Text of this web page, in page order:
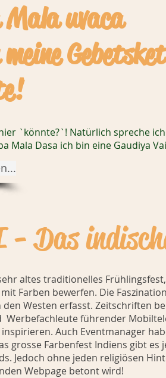
uvaca
meine
`könnte?`! Natürlich spreche
Mala Dasa ich bin eine Gaudiya
- Das
altes traditionelles
Farben bewerfen. Die
den Westen erfasst. Zeitschriften
Werbefachleute führender
Auch Eventmanager
grosse Farbenfest Indiens gibt es
Jedoch ohne jeden religiösen
Webpage betont wird!